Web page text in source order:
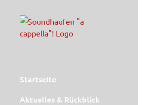
Startseite
Aktuelles & Rückblick